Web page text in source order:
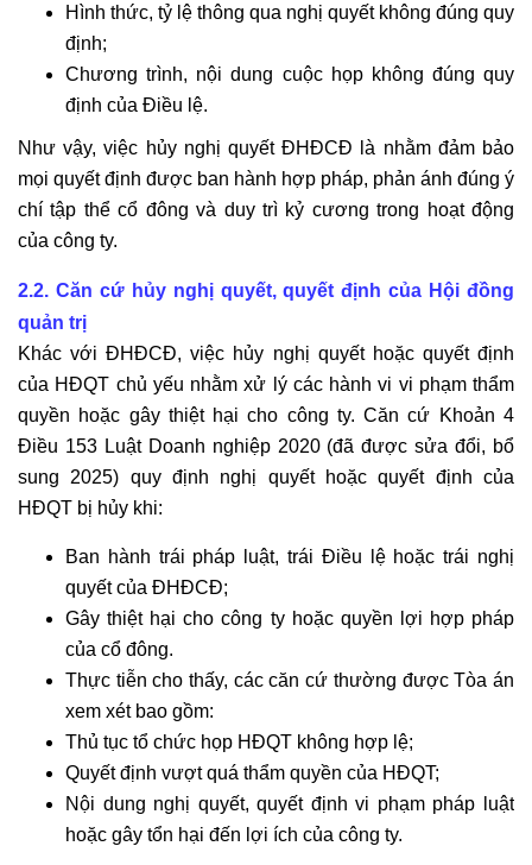
Hình thức, tỷ lệ thông qua nghị quyết không đúng quy
định;
Chương trình, nội dung cuộc họp không đúng quy
định của Điều lệ.
Như vậy, việc hủy nghị quyết ĐHĐCĐ là nhằm đảm bảo
mọi quyết định được ban hành hợp pháp, phản ánh đúng ý
chí tập thể cổ đông và duy trì kỷ cương trong hoạt động
của công ty.
2.2. Căn cứ hủy nghị quyết, quyết định của Hội đồng
quản trị
Khác với ĐHĐCĐ, việc hủy nghị quyết hoặc quyết định
của HĐQT chủ yếu nhằm xử lý các hành vi vi phạm thẩm
quyền hoặc gây thiệt hại cho công ty. Căn cứ Khoản 4
Điều 153 Luật Doanh nghiệp 2020 (đã được sửa đổi, bổ
sung 2025) quy định nghị quyết hoặc quyết định của
HĐQT bị hủy khi:
Ban hành trái pháp luật, trái Điều lệ hoặc trái nghị
quyết của ĐHĐCĐ;
Gây thiệt hại cho công ty hoặc quyền lợi hợp pháp
của cổ đông.
Thực tiễn cho thấy, các căn cứ thường được Tòa án
xem xét bao gồm:
Thủ tục tổ chức họp HĐQT không hợp lệ;
Quyết định vượt quá thẩm quyền của HĐQT;
Nội dung nghị quyết, quyết định vi phạm pháp luật
hoặc gây tổn hại đến lợi ích của công ty.